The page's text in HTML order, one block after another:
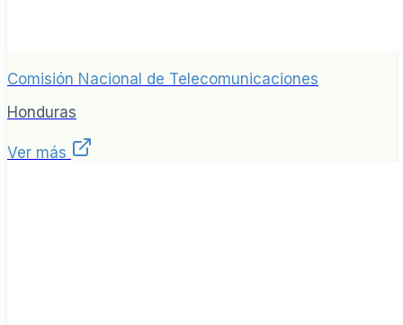
Comisión Nacional de Telecomunicaciones
Honduras
Ver más